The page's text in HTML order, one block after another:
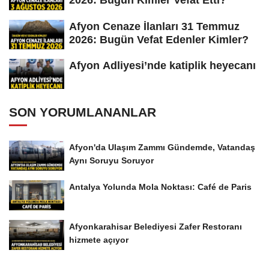
Afyon Cenaze İlanları 31 Temmuz
2026: Bugün Vefat Edenler Kimler?
Afyon Adliyesi’nde katiplik heyecanı
SON YORUMLANANLAR
Afyon'da Ulaşım Zammı Gündemde, Vatandaş
Aynı Soruyu Soruyor
Antalya Yolunda Mola Noktası: Café de Paris
Afyonkarahisar Belediyesi Zafer Restoranı
hizmete açıyor